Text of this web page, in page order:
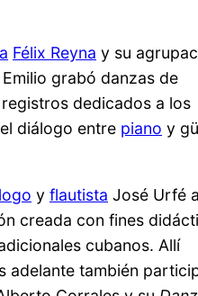
Félix Reyna y su
grabó danzas de
dedicados a los
diálogo entre piano y
y flautista José Urfé
creada con fines
cubanos. Allí
adelante también